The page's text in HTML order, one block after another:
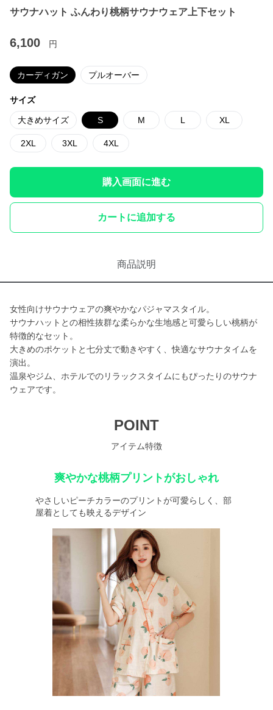
サウナハット ふんわり桃柄サウナウェア上下セット
6,100 円
カーディガン プルオーバー
サイズ
大きめサイズ S M L XL
2XL 3XL 4XL
購入画面に進む
カートに追加する
商品説明
女性向けサウナウェアの爽やかなパジャマスタイル。
サウナハットとの相性抜群な柔らかな生地感と可愛らしい桃柄が
特徴的なセット。
大きめのポケットと七分丈で動きやすく、快適なサウナタイムを
演出。
温泉やジム、ホテルでのリラックスタイムにもぴったりのサウナ
ウェアです。
POINT
アイテム特徴
爽やかな桃柄プリントがおしゃれ
やさしいピーチカラーのプリントが可愛らしく、部
屋着としても映えるデザイン